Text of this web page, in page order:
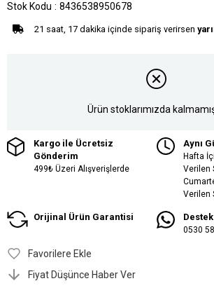
Stok Kodu
8436538950678
21 saat, 17 dakika içinde sipariş verirsen
Ürün stoklarımızda
Kargo ile Ücretsiz
Gönderim
499₺ Üzeri Alışverişlerde
Aynı
Hafta
Verilen
Verilen
Orijinal Ürün Garantisi Destek
0530
Favorilere Ekle
Fiyat Düşünce Haber Ver